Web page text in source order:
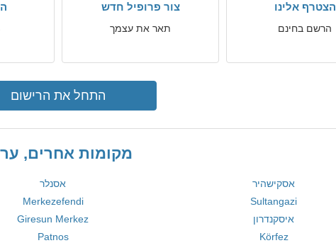
הצטרף אלינו
הרשם בחינם
צור פרופיל חדש
תאר את עצמך
התחל את הרישום
מקומות אחרים,
אסקישהיר אסנלר
Sultangazi
Merkezefendi
איסקנדרון
Giresun Merkez
Körfez
Patnos